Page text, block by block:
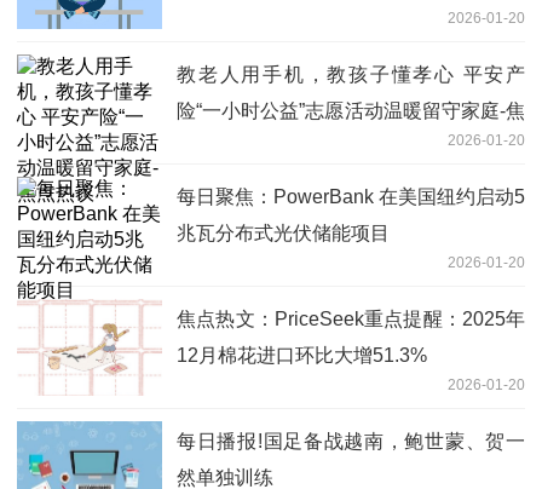
2026-01-20
教老人用手机，教孩子懂孝心 平安产
险“一小时公益”志愿活动温暖留守家庭-焦
2026-01-20
每日聚焦：PowerBank 在美国纽约启动5
兆瓦分布式光伏储能项目
2026-01-20
焦点热文：PriceSeek重点提醒：2025年
12月棉花进口环比大增51.3%
2026-01-20
每日播报!国足备战越南，鲍世蒙、贺一
然单独训练